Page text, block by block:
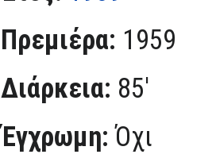
Πρεμιέρα: 1959
Διάρκεια: 85'
Έγχρωμη:Όχι